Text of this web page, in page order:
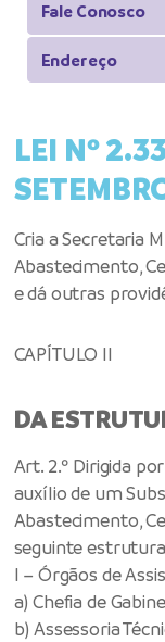
Fale Conosco
Endereço
LEI Nº
Cria a Secretaria
Abastecimento,
e dá outras
CAPÍTULO II
DA
Art. 2.º Dirigida
auxílio de um
Abastecimento,
seguinte
I – Órgãos de
a) Chefia de
b) Assessoria